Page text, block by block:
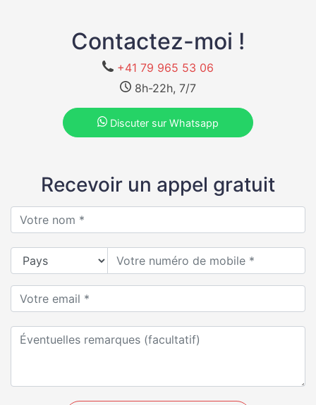
Contactez-moi !
+41 79 965 53 06
8h-22h, 7/7
Discuter sur Whatsapp
Recevoir un appel gratuit